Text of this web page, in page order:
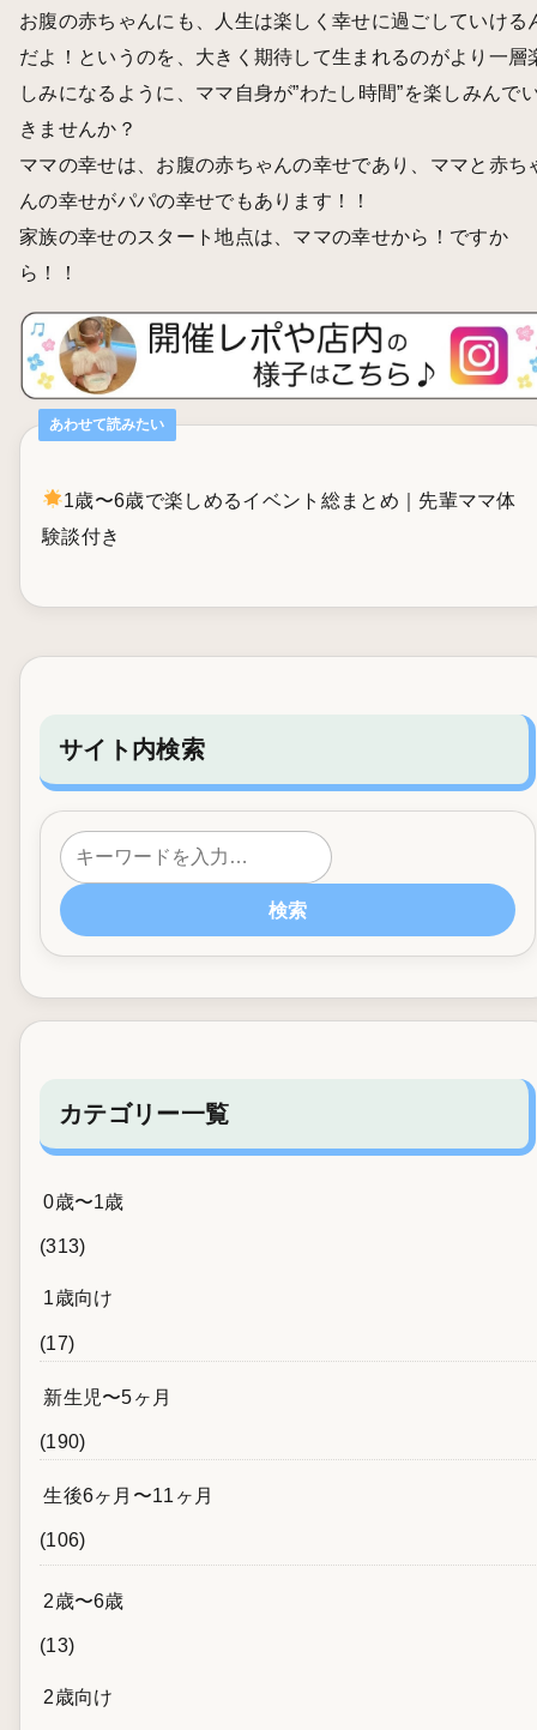
お腹の赤ちゃんにも、人生は楽しく幸せに過ごしていける
だよ！というのを、大きく期待して生まれるのがより一層
しみになるように、ママ自身が”わたし時間”を楽しみんで
きませんか？
ママの幸せは、お腹の赤ちゃんの幸せであり、ママと赤ち
んの幸せがパパの幸せでもあります！！
家族の幸せのスタート地点は、ママの幸せから！ですか
ら！！
あわせて読みたい
1歳〜6歳で楽しめるイベント総まとめ｜先輩ママ体
験談付き
サイト内検索
検索
カテゴリー一覧
0歳〜1歳
(313)
1歳向け
(17)
新生児〜5ヶ月
(190)
生後6ヶ月〜11ヶ月
(106)
2歳〜6歳
(13)
2歳向け